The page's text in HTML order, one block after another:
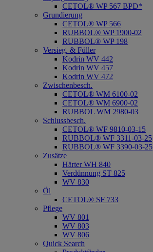
CETOL® WP 567 BPD*
Grundierung
CETOL® WP 566
RUBBOL® WP 1900-02
RUBBOL® WP 198
Versieg. & Füller
Kodrin WV 442
Kodrin WV 457
Kodrin WV 472
Zwischenbesch.
CETOL® WM 6100-02
CETOL® WM 6900-02
RUBBOL WM 2980-03
Schlussbesch.
CETOL® WF 9810-03-15
RUBBOL® WF 3311-03-25
RUBBOL® WF 3390-03-25
Zusätze
Härter WH 840
Verdünnung ST 825
WV 830
Öl
CETOL® SF 733
Pflege
WV 801
WV 803
WV 806
Quick Search